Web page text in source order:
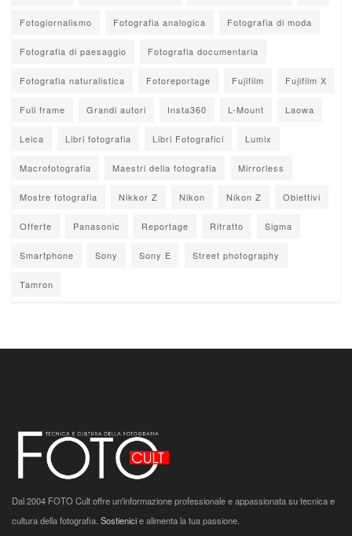
Fotogiornalismo Fotografia analogica Fotografia di moda
Fotografia di paesaggio Fotografia documentaria
Fotografia naturalistica Fotoreportage Fujifilm Fujifilm X
Full frame Grandi autori Insta360 L-Mount Laowa
Leica Libri fotografia Libri Fotografici Lumix
Macrofotografia Maestri della fotografia Mirrorless
Mostre fotografia Nikkor Z Nikon Nikon Z Obiettivi
Offerte Panasonic Reportage Ritratto Sigma
Smartphone Sony Sony E Street photography
Tamron
Dal 2004 FOTO Cult offre un'informazione professionale e appassionata su tecnica e
cultura della fotografia. Sostienicie alimenta la tua passione.